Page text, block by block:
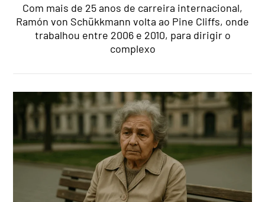
Com mais de 25 anos de carreira internacional,
Ramón von Schükkmann volta ao Pine Cliffs, onde
trabalhou entre 2006 e 2010, para dirigir o
complexo